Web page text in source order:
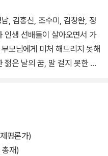
, 김홍신, 조수미, 김창완, 정
인생 선배들이 살아오면서 가
모님에게 미처 해드리지 못해
은 날의 꿈, 말 걸지 못한 첫
라면 우리는 무엇을 이야기
사주지 못했던 보신탕 한 그
아버지의 말씀을 과로 탓으
평론가)
재)